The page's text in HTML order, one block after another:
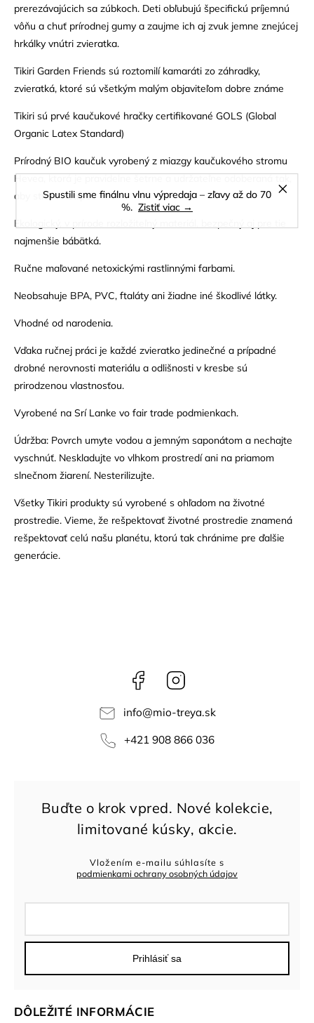
Spustili sme finálnu vlnu výpredaja – zľavy až do 70
%. Zistiť viac →
prerezávajúcich sa zúbkoch. Deti obľubujú špecifickú príjemnú
vôňu a chuť prírodnej gumy a zaujme ich aj zvuk jemne znejúcej
hrkálky vnútri zvieratka.
Tikiri Garden Friends sú roztomilí kamaráti zo záhradky,
zvieratká, ktoré sú všetkým malým objaviteľom dobre známe
Tikiri sú prvé kaučukové hračky certifikované GOLS (Global
Organic Latex Standard)
Prírodný BIO kaučuk vyrobený z miazgy kaučukového stromu
Hevea, ktorá je pravidelne šetrne a udržateľne odoberaná tak,
aby strom netrpel.
Ekologický, v prírode rozložiteľný materiál, bezpečný aj pre tie
najmenšie bábätká.
Ručne maľované netoxickými rastlinnými farbami.
Neobsahuje BPA, PVC, ftaláty ani žiadne iné škodlivé látky.
Vhodné od narodenia.
Vďaka ručnej práci je každé zvieratko jedinečné a prípadné
drobné nerovnosti materiálu a odlišnosti v kresbe sú
prirodzenou vlastnosťou.
Vyrobené na Srí Lanke vo fair trade podmienkach.
Údržba: Povrch umyte vodou a jemným saponátom a nechajte
vyschnúť. Neskladujte vo vlhkom prostredí ani na priamom
slnečnom žiarení. Nesterilizujte.
Všetky Tikiri produkty sú vyrobené s ohľadom na životné
prostredie. Vieme, že rešpektovať životné prostredie znamená
rešpektovať celú našu planétu, ktorú tak chránime pre ďalšie
generácie.
Facebook
info@mio-treya.sk
+421 908 866 036
DÔLEŽITÉ INFORMÁCIE
Vložením e-mailu súhlasíte s
podmienkami ochrany osobných údajov
Prihlásiť sa